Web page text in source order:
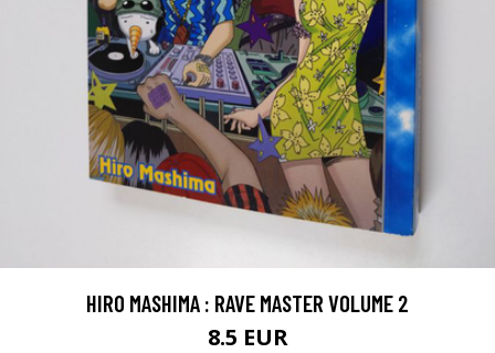
HIRO MASHIMA : RAVE MASTER VOLUME 2
8.5 EUR